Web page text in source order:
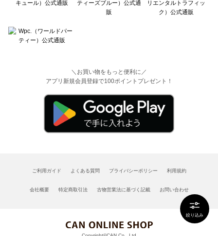
絞り込み
＼お買い物をもっと便利に／
アプリ新規会員登録で100ポイントプレゼント！
ご利用ガイド よくある質問 プライバシーポリシー 利用規約
会社概要 特定商取引法 古物営業法に基づく記載 お問い合わせ